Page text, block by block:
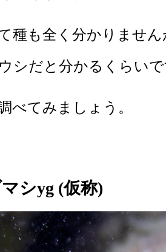
種も全く分かりませ
ウシだと分かるくら
べてみましょう。
シyg (仮称)